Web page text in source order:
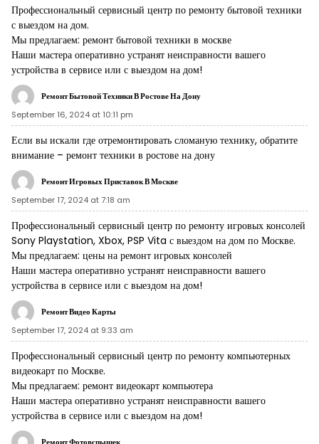
Профессиональный сервисный центр по ремонту бытовой техники
с выездом на дом.
Мы предлагаем: ремонт бытовой техники в москве
Наши мастера оперативно устранят неисправности вашего
устройства в сервисе или с выездом на дом!
Ремонт Бытовой Техники В Ростове На Дону
September 16, 2024 at 10:11 pm
Если вы искали где отремонтировать сломаную технику, обратите
внимание – ремонт техники в ростове на дону
Ремонт Игровых Приставок В Москве
September 17, 2024 at 7:18 am
Профессиональный сервисный центр по ремонту игровых консолей
Sony Playstation, Xbox, PSP Vita с выездом на дом по Москве.
Мы предлагаем: цены на ремонт игровых консолей
Наши мастера оперативно устранят неисправности вашего
устройства в сервисе или с выездом на дом!
Ремонт Видео Карты
September 17, 2024 at 9:33 am
Профессиональный сервисный центр по ремонту компьютерных
видеокарт по Москве.
Мы предлагаем: ремонт видеокарт компьютера
Наши мастера оперативно устранят неисправности вашего
устройства в сервисе или с выездом на дом!